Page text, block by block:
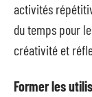
activités
du temps pour
créativité et
Former les